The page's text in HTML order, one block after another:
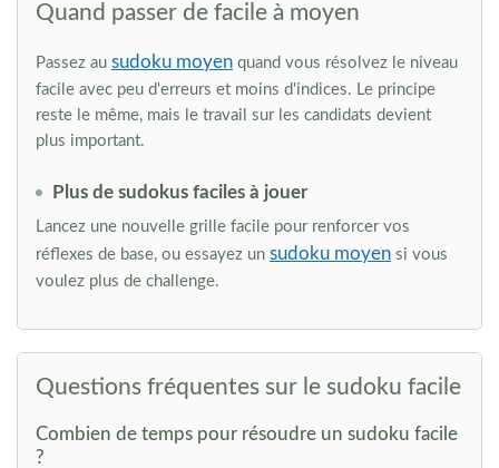
Quand passer de facile à moyen
Passez au sudoku moyen quand vous résolvez le niveau
facile avec peu d'erreurs et moins d'indices. Le principe
reste le même, mais le travail sur les candidats devient
plus important.
Plus de sudokus faciles à jouer
Lancez une nouvelle grille facile pour renforcer vos
réflexes de base, ou essayez un sudoku moyen si vous
voulez plus de challenge.
Questions fréquentes sur le sudoku facile
Combien de temps pour résoudre un sudoku facile
?